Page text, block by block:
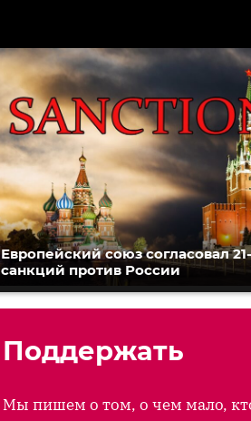
Европейский союз согласовал
санкций против России
Поддержать
Мы пишем о том, о чем мало,